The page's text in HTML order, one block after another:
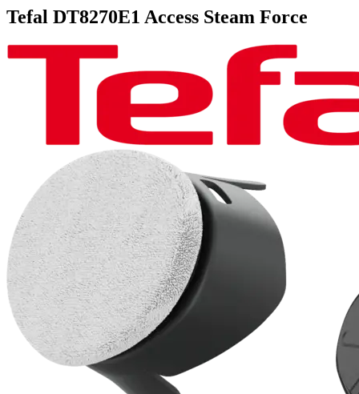
Tefal DT8270E1 Access Steam Force